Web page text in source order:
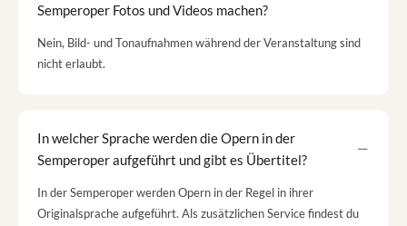
Semperoper Fotos und Videos machen?
Nein, Bild- und Tonaufnahmen während der Veranstaltung sind
nicht erlaubt.
In welcher Sprache werden die Opern in der
Semperoper aufgeführt und gibt es Übertitel?
In der Semperoper werden Opern in der Regel in ihrer
Originalsprache aufgeführt. Als zusätzlichen Service findest du